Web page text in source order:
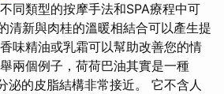
不同類型的按摩手法和SPA療程中可
清新與肉桂的溫暖相結合可以產生提
味精油或乳霜可以幫助改善您的情
兩個例子，荷荷巴油其實是一種
泌的皮脂結構非常接近。 它不含人